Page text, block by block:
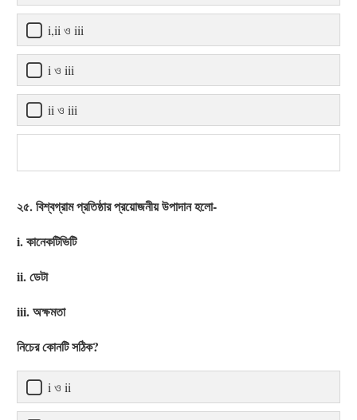
i,ii ও iii
i ও iii
ii ও iii
২৫. বিশ্বগ্রাম প্রতিষ্ঠার প্রয়োজনীয় উপাদান হলো-
i. কানেকটিভিটি
ii. ডেটা
iii. অক্ষমতা
নিচের কোনটি সঠিক?
i ও ii